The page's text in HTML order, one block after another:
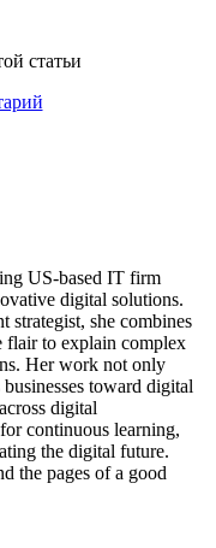
статьи
US-based IT firm
digital solutions.
strategist, she combines
flair to explain complex
Her work not only
toward digital
digital
continuous learning,
the digital future.
the pages of a good